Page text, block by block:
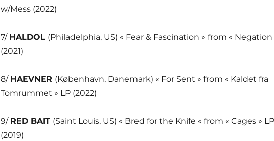
w/Mess (2022)
7/ HALDOL (Philadelphia, US) « Fear & Fascination » from « Negation
(2021)
8/ HAEVNER (København, Danemark) « For Sent » from « Kaldet fra
Tomrummet » LP (2022)
9/ RED BAIT (Saint Louis, US) « Bred for the Knife « from « Cages » LP
(2019)